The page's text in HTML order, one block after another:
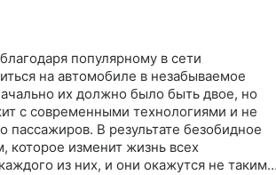
популярному в сети
на автомобиле в незабываемое
их должно было быть двое, но
с современными технологиями и не
пассажиров. В результате безобидное
которое изменит жизнь всех
из них, и они окажутся не такими